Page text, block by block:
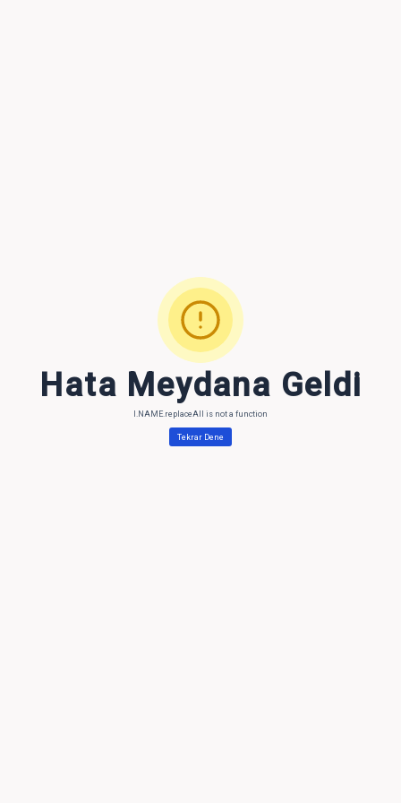
Hata Meydana Geldi
l.NAME.replaceAll is not a function
Tekrar Dene